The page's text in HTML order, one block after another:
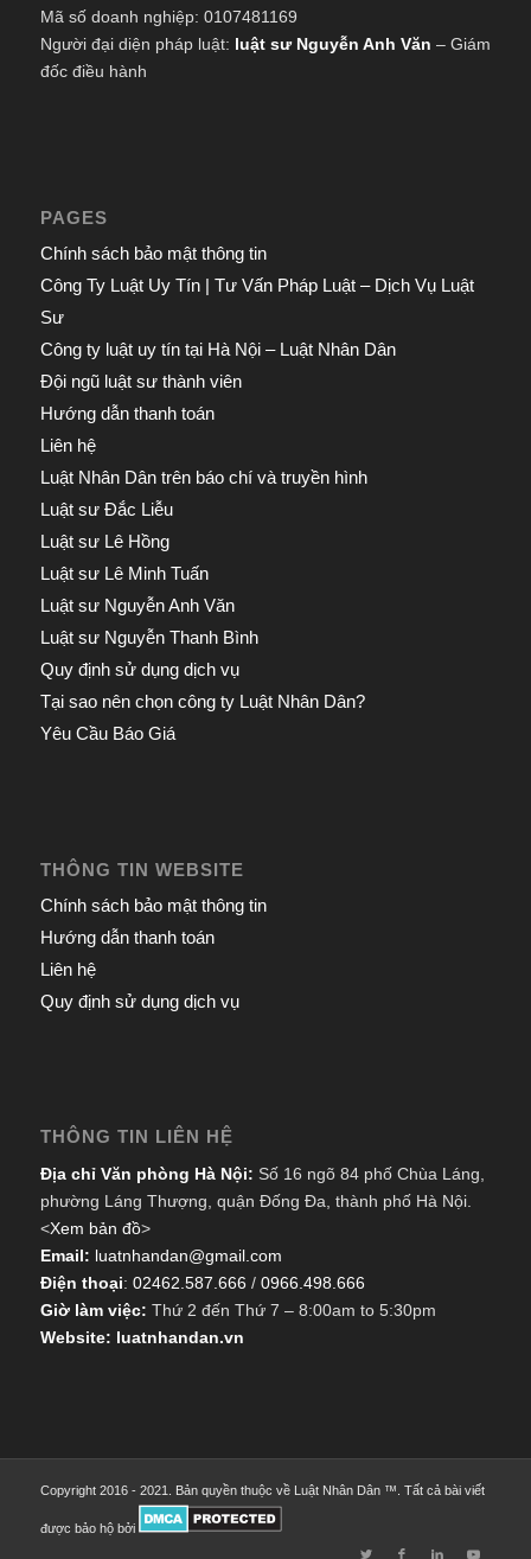
Mã số doanh nghiệp: 0107481169
Người đại diện pháp luật: luật sư Nguyễn Anh Văn – Giám
đốc điều hành
PAGES
Chính sách bảo mật thông tin
Công Ty Luật Uy Tín | Tư Vấn Pháp Luật – Dịch Vụ Luật
Sư
Công ty luật uy tín tại Hà Nội – Luật Nhân Dân
Đội ngũ luật sư thành viên
Hướng dẫn thanh toán
Liên hệ
Luật Nhân Dân trên báo chí và truyền hình
Luật sư Đắc Liễu
Luật sư Lê Hồng
Luật sư Lê Minh Tuấn
Luật sư Nguyễn Anh Văn
Luật sư Nguyễn Thanh Bình
Quy định sử dụng dịch vụ
Tại sao nên chọn công ty Luật Nhân Dân?
Yêu Cầu Báo Giá
THÔNG TIN WEBSITE
Chính sách bảo mật thông tin
Hướng dẫn thanh toán
Liên hệ
Quy định sử dụng dịch vụ
THÔNG TIN LIÊN HỆ
Địa chỉ Văn phòng Hà Nội: Số 16 ngõ 84 phố Chùa Láng,
phường Láng Thượng, quận Đống Đa, thành phố Hà Nội.
<Xem bản đồ>
Email: luatnhandan@gmail.com
Điện thoại: 02462.587.666 / 0966.498.666
Giờ làm việc: Thứ 2 đến Thứ 7 – 8:00am to 5:30pm
Website: luatnhandan.vn
Copyright 2016 - 2021. Bản quyền thuộc về Luật Nhân Dân ™. Tất cả bài viết
được bảo hộ bởi